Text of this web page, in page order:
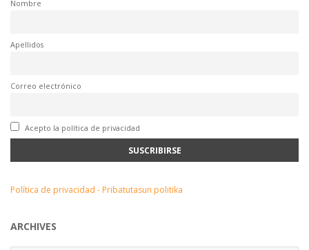
Nombre
Apellidos
Correo electrónico
Acepto la política de privacidad
Política de privacidad - Pribatutasun politika
ARCHIVES